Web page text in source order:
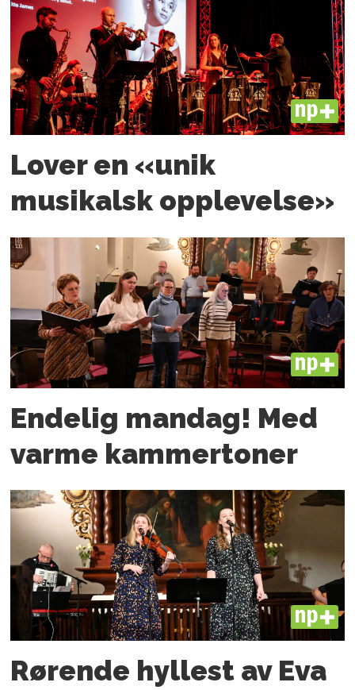
PLUS
Lover en «unik
musikalsk opplevelse»
PLUS
Endelig mandag! Med
varme kammertoner
PLUS
Rørende hyllest av Eva